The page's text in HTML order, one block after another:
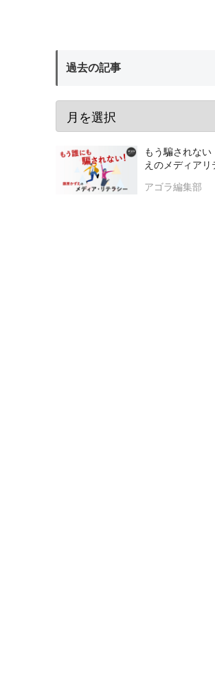
過去の記事
もう騙されな
えのメディアリ
アゴラ編集部